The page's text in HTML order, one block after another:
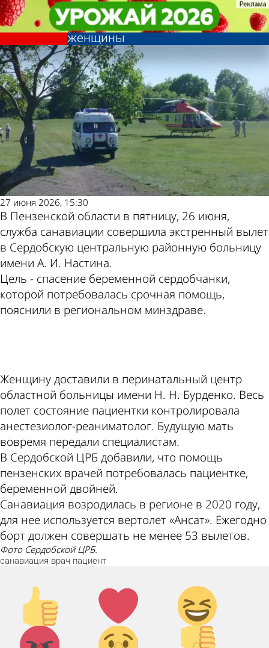
Пензенская санавиация помогла
спасти жизнь беременной
женщины
Из жизни
27 июня 2026, 15:30
В Пензенской области в пятницу, 26 июня,
служба санавиации совершила экстренный вылет
в Сердобскую центральную районную больницу
имени А. И. Настина.
Цель - спасение беременной сердобчанки,
которой потребовалась срочная помощь,
пояснили в региональном минздраве.
Женщину доставили в перинатальный центр
областной больницы имени Н. Н. Бурденко. Весь
полет состояние пациентки контролировала
анестезиолог-реаниматолог. Будущую мать
вовремя передали специалистам.
В Сердобской ЦРБ добавили, что помощь
пензенских врачей потребовалась пациентке,
беременной двойней.
Санавиация возродилась в регионе в 2020 году,
для нее используется вертолет «Ансат». Ежегодно
борт должен совершать не менее 53 вылетов.
Фото Сердобской ЦРБ.
санавиация врач пациент
Палец
вверх!
Лайк!
Дикий
смех!
Агрессия!
Грусть
Палец
Пензенская санавиация помогла
спасти жизнь беременной
женщины
Из жизни
Другие новости по
теме
Погода и курсы
валют в Пензе